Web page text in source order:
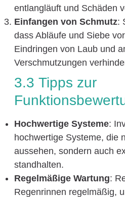
entlangläuft und Schäden
Einfangen von Schmutz:
dass Abläufe und Siebe
Eindringen von Laub und
Verschmutzungen
3.3 Tipps zur
Hochwertige Systeme:
hochwertige Systeme, die
aussehen, sondern auch
standhalten.
Regelmäßige Wartung:
Regenrinnen regelmäßig,